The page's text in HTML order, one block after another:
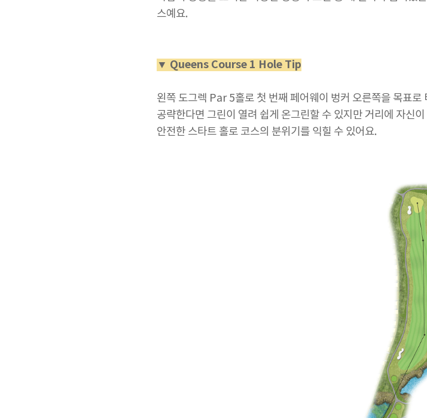
스예요.
▼ Queens Course 1 Hole Tip
왼쪽 도그렉 Par 5홀로 첫 번째 페어웨이 벙커 오른쪽을 목표
공략한다면 그린이 열려 쉽게 온그린할 수 있지만 거리에 자신
안전한 스타트 홀로 코스의 분위기를 익힐 수 있어요.